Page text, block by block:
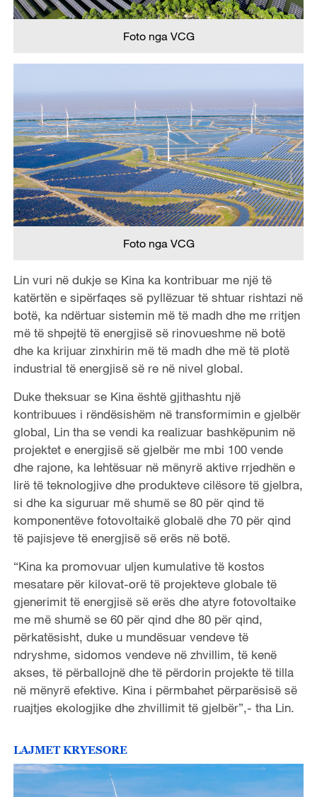
Foto nga VCG
Foto nga VCG
Lin vuri në dukje se Kina ka kontribuar me një të
katërtën e sipërfaqes së pyllëzuar të shtuar rishtazi në
botë, ka ndërtuar sistemin më të madh dhe me rritjen
më të shpejtë të energjisë së rinovueshme në botë
dhe ka krijuar zinxhirin më të madh dhe më të plotë
industrial të energjisë së re në nivel global.
Duke theksuar se Kina është gjithashtu një
kontribuues i rëndësishëm në transformimin e gjelbër
global, Lin tha se vendi ka realizuar bashkëpunim në
projektet e energjisë së gjelbër me mbi 100 vende
dhe rajone, ka lehtësuar në mënyrë aktive rrjedhën e
lirë të teknologjive dhe produkteve cilësore të gjelbra,
si dhe ka siguruar më shumë se 80 për qind të
komponentëve fotovoltaikë globalë dhe 70 për qind
të pajisjeve të energjisë së erës në botë.
“Kina ka promovuar uljen kumulative të kostos
mesatare për kilovat-orë të projekteve globale të
gjenerimit të energjisë së erës dhe atyre fotovoltaike
me më shumë se 60 për qind dhe 80 për qind,
përkatësisht, duke u mundësuar vendeve të
ndryshme, sidomos vendeve në zhvillim, të kenë
akses, të përballojnë dhe të përdorin projekte të tilla
në mënyrë efektive. Kina i përmbahet përparësisë së
ruajtjes ekologjike dhe zhvillimit të gjelbër”,- tha Lin.
LAJMET KRYESORE